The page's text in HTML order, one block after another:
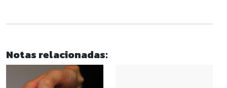
Notas relacionadas: